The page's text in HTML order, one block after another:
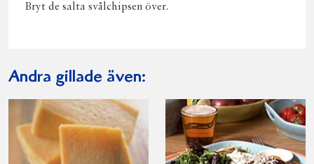
Bryt de salta svålchipsen över.
Andra gillade även: